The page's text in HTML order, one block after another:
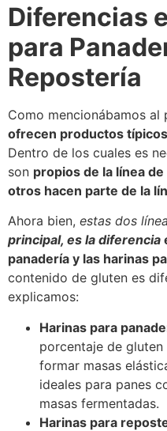
Diferencias
para
Repostería
Como mencionábamos al
ofrecen productos típicos
Dentro de los cuales es
son propios de la línea
otros hacen parte de la
Ahora bien, estas dos
principal, es la diferencia
panadería y las harinas
contenido de gluten es
explicamos:
Harinas para
porcentaje de gluten
formar masas
ideales para panes
masas fermentadas.
Harinas para